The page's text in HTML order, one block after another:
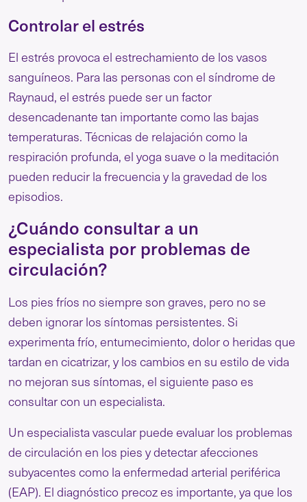
Controlar el estrés
El estrés provoca el estrechamiento de los vasos
sanguíneos. Para las personas con el síndrome de
Raynaud, el estrés puede ser un factor
desencadenante tan importante como las bajas
temperaturas. Técnicas de relajación como la
respiración profunda, el yoga suave o la meditación
pueden reducir la frecuencia y la gravedad de los
episodios.
¿Cuándo consultar a un
especialista por problemas de
circulación?
Los pies fríos no siempre son graves, pero no se
deben ignorar los síntomas persistentes. Si
experimenta frío, entumecimiento, dolor o heridas que
tardan en cicatrizar, y los cambios en su estilo de vida
no mejoran sus síntomas, el siguiente paso es
consultar con un especialista.
Un especialista vascular puede evaluar los problemas
de circulación en los pies y detectar afecciones
subyacentes como la enfermedad arterial periférica
(EAP). El diagnóstico precoz es importante, ya que los